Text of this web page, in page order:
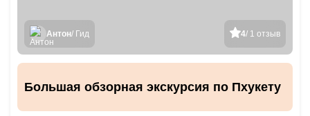
4/ 1 отзыв
Антон/ Гид
Большая обзорная экскурсия по Пхукету